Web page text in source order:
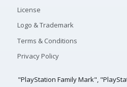
License
Logo & Trademark
Terms & Conditions
Privacy Policy
"PlayStation Family Mark",